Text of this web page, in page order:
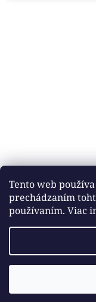
Tento web
prechádzaním
používaním. Viac